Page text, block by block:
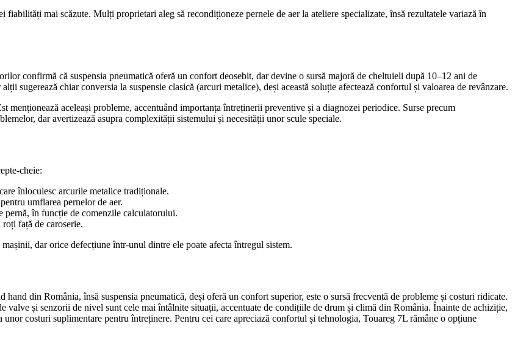
mai scăzute. Mulți proprietari aleg să recondiționeze pernele de aer la ateliere specializate, însă rezultatele variază în
confirmă că suspensia pneumatică oferă un confort deosebit, dar devine o sursă majoră de cheltuieli după 10–12 ani de
sugerează chiar conversia la suspensie clasică (arcuri metalice), deși această soluție afectează confortul și valoarea de revânzare.
aceleași probleme, accentuând importanța întreținerii preventive și a diagnozei periodice. Surse precum
dar avertizează asupra complexității sistemului și necesității unor scule speciale.
cheie:
înlocuiesc arcurile metalice tradiționale.
umflarea pernelor de aer.
pernă, în funcție de comenzile calculatorului.
față de caroserie.
dar orice defecțiune într-unul dintre ele poate afecta întregul sistem.
din România, însă suspensia pneumatică, deși oferă un confort superior, este o sursă frecventă de probleme și costuri ridicate.
și senzorii de nivel sunt cele mai întâlnite situații, accentuate de condițiile de drum și climă din România. Înainte de achiziție,
costuri suplimentare pentru întreținere. Pentru cei care apreciază confortul și tehnologia, Touareg 7L rămâne o opțiune